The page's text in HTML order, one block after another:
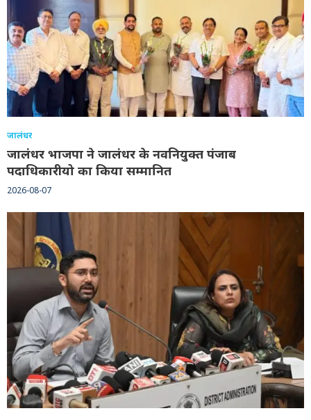
जालंधर
जालंधर भाजपा ने जालंधर के नवनियुक्त पंजाब
पदाधिकारीयो का किया सम्मानित
2026-08-07